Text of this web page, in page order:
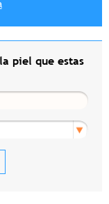
piel que estas